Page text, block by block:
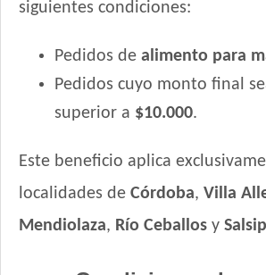
Sieger Perro High Performance All Breeds
Tiernitos Selection Carne
Top Nutrition Perro Adulto Grain Free
Top Nutrition Perro Adulto Raza Mediana
Top Nutrition Perro Vet Care Piel Sensible
Total Balance Ultra Pro Perros Adultos
siguientes condiciones:
Pedidos de alimento para
Pedidos cuyo monto final
superior a $10.000.
Este beneficio aplica
localidades de Córdoba, Villa
Mendiolaza, Río Ceballos y